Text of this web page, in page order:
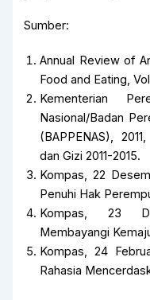
Sumber:
Annual Review of
Food and Eating,
Kementerian
Nasional/Badan
(BAPPENAS),
dan Gizi 2011-2015.
Kompas, 22
Penuhi Hak
Kompas, 23
Membayangi
Kompas, 24
Rahasia